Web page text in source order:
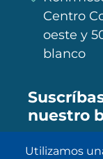
Centro
oeste y
blanco
nuestro
Utilizamos